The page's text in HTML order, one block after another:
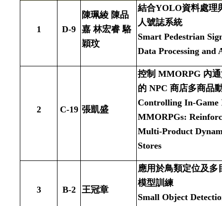
1 D-9
陳珮綾 陳品
嘉 林宏睿 駱
穎玟
結合YOLO資料處理
人號誌系統
Smart Pedestrian
Data Processing and
2 C-19 張凱盛
控制 MMORPG 內
的NPC 商店多商品
Controlling In-
MMORPGs:
Multi-Product
Stores
3 B-2 王冠章
應用於鳥類定位及多
模型訓練
Small Object